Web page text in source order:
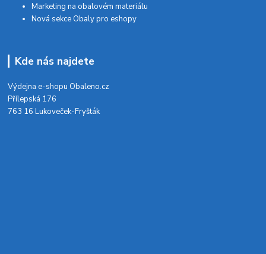
Marketing na obalovém materiálu
Nová sekce Obaly pro eshopy
Kde nás najdete
Výdejna e-shopu Obaleno.cz
Přílepská 176
763 16 Lukoveček-Fryšták